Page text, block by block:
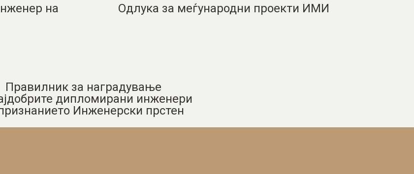
на
Одлука за меѓународни проекти ИМИ
Правилник за наградување
дипломирани инженери
Инженерски прстен